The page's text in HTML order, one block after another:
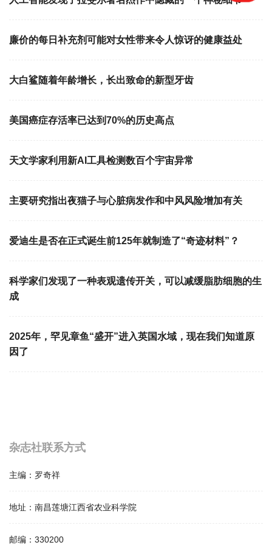
廉价的每日补充剂可能对女性带来令人惊讶的健康益处
大白鲨随着年龄增长，长出致命的新型牙齿
美国癌症存活率已达到70%的历史高点
天文学家利用新AI工具检测数百个宇宙异常
主要研究指出夜猫子与心脏病发作和中风风险增加有关
爱迪生是否在正式诞生前125年就制造了“奇迹材料”？
科学家们发现了一种表观遗传开关，可以减缓脂肪细胞的生
成
2025年，罕见章鱼“盛开”进入英国水域，现在我们知道原
因了
杂志社联系方式
主编： 罗奇祥
地址： 南昌莲塘江西省农业科学院
邮编： 330200